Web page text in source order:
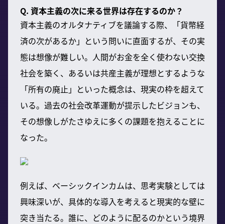
Q. 資本主義の次に来る世界は存在するのか？
資本主義のオルタナティブを議論する際、「貨幣経
済の次があるか」という問いに直面するが、その実
態は想像が難しい。人間がお金を全く使わない交換
社会を築く、あるいは共産主義が理想とするような
「所有の廃止」といった概念は、現実の枠を超えて
いる。過去の社会改革運動が提示したビジョンも、
その想像しがたさゆえに多くの課題を抱えることに
なった。
例えば、ベーシックインカムは、思考実験としては
興味深いが、具体的な導入を考えると現実的な壁に
突き当たる。誰に、どのように配るのかという境界